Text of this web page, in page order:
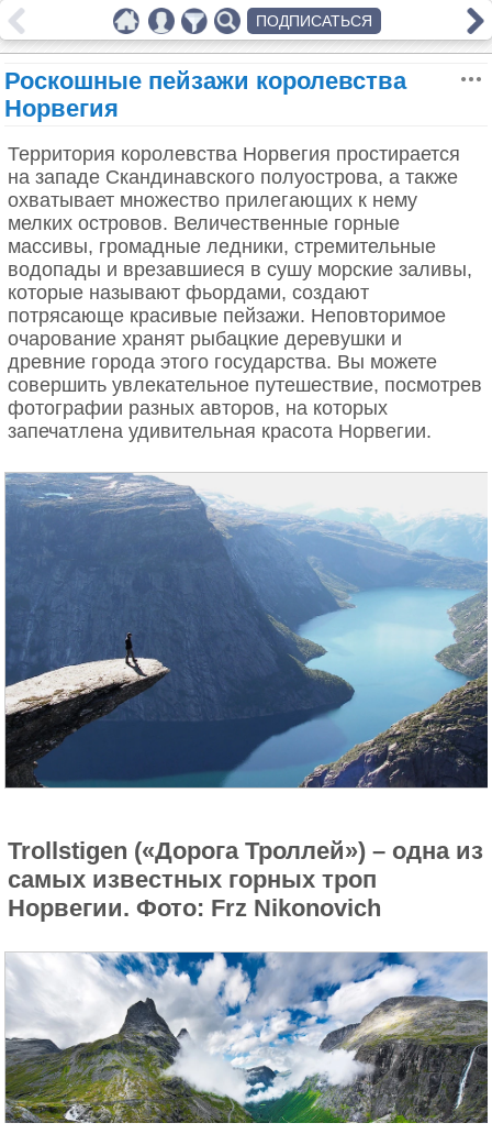
Роскошные пейзажи королевства
Норвегия
Территория королевства Норвегия простирается
на западе Скандинавского полуострова, а также
охватывает множество прилегающих к нему
мелких островов. Величественные горные
массивы, громадные ледники, стремительные
водопады и врезавшиеся в сушу морские заливы,
которые называют фьордами, создают
потрясающе красивые пейзажи. Неповторимое
очарование хранят рыбацкие деревушки и
древние города этого государства. Вы можете
совершить увлекательное путешествие, посмотрев
фотографии разных авторов, на которых
запечатлена удивительная красота Норвегии.
Trollstigen («Дорога Троллей») – одна из
самых известных горных троп
Норвегии. Фото: Frz Nikonovich
ПОДПИСАТЬСЯ